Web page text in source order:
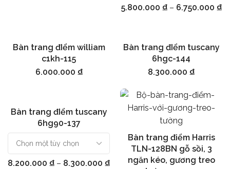
5.800.000 ₫ – 6.750.000 ₫
Thêm vào giỏ hàng
Bàn trang đIểm william
c1kh-115
6.000.000 ₫
Thêm vào giỏ hàng
Bàn trang đIểm tuscany
6hgc-144
8.300.000 ₫
Chọn
Bàn trang đIểm tuscany
6hg90-137
8.200.000 ₫ – 8.300.000 ₫
Thêm vào giỏ hàng
Bàn trang điểm Harris
TLN-128BN gỗ sồi, 3
ngăn kéo, gương treo